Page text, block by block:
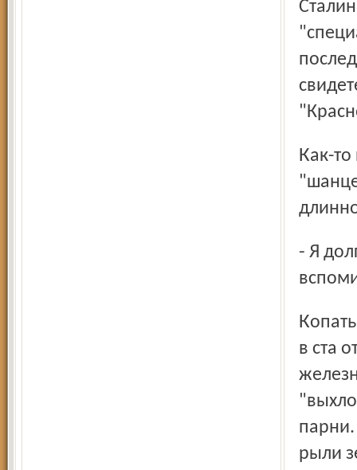
Как-то появились бравые "черные археологи" с нехитрым
- Я долго не разрешал, а потом махнул рукой: "Копайте!" -
Копать два тутаевских мужика начали в 1998 году метрах
в ста
парни.
рыли